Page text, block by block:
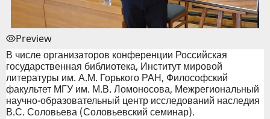
Preview
В числе организаторов конференции Российская
государственная библиотека, Институт мировой
литературы им. А.М. Горького РАН, Философский
факультет МГУ им. М.В. Ломоносова, Межрегиональный
научно-образовательный центр исследований наследия
В.С. Соловьева (Соловьевский семинар).